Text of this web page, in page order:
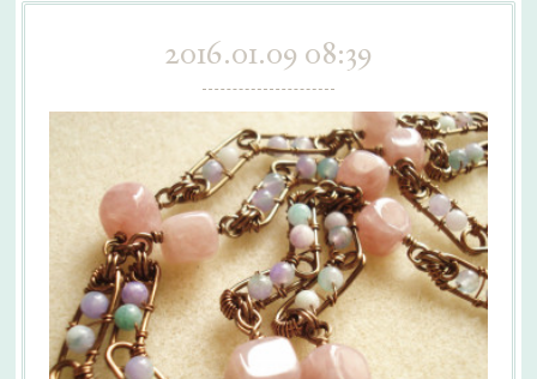
2016.01.09 08:39